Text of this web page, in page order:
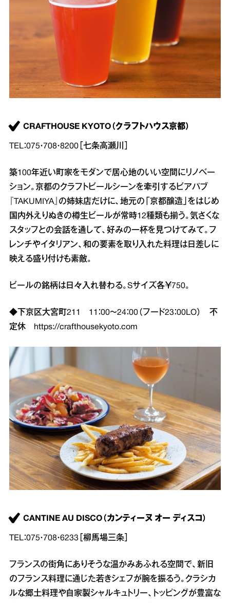
CRAFTHOUSE KYOTO（クラフトハウス京都）
TEL：075・708・8200［七条高瀬川］
築100年近い町家をモダンで居心地のいい空間にリノベー
ション。京都のクラフトビールシーンを牽引するビアパブ
『TAKUMIYA』の姉妹店だけに、地元の「京都醸造」をはじめ
国内外えりぬきの樽生ビールが常時12種類も揃う。気さくな
スタッフとの会話を通して、好みの一杯を見つけてみて。フ
レンチやイタリアン、和の要素を取り入れた料理は日差しに
映える盛り付けも素敵。
ビールの銘柄は日々入れ替わる。Sサイズ各￥750。
◆下京区大宮町211 11：00～24：00（フード23：00LO） 不
定休
https://crafthousekyoto.com
CANTINE AU DISCO（カンティーヌ オー ディスコ）
TEL：075・708・6233［柳馬場三条］
フランスの街角にありそうな温かみあふれる空間で、新旧
のフランス料理に通じた若きシェフが腕を振るう。クラシカ
ルな郷土料理や自家製シャルキュトリー、トッピングが豊富な